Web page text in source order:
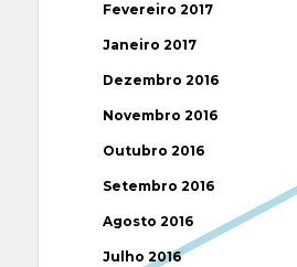
Fevereiro 2017
Janeiro 2017
Dezembro 2016
Novembro 2016
Outubro 2016
Setembro 2016
Agosto 2016
Julho 2016